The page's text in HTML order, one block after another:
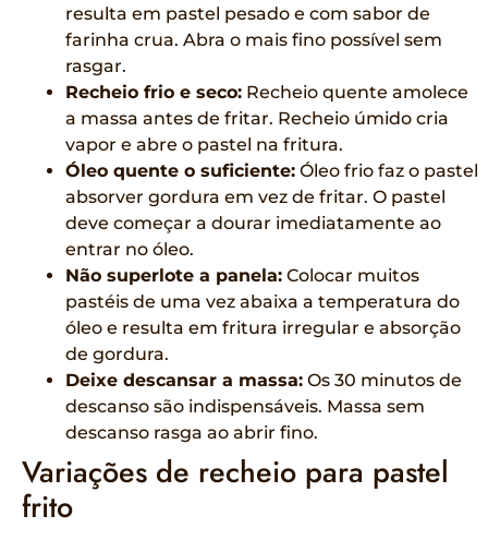
resulta em pastel pesado e com sabor de
farinha crua. Abra o mais fino possível sem
rasgar.
Recheio frio e seco: Recheio quente amolece
a massa antes de fritar. Recheio úmido cria
vapor e abre o pastel na fritura.
Óleo quente o suficiente: Óleo frio faz o pastel
absorver gordura em vez de fritar. O pastel
deve começar a dourar imediatamente ao
entrar no óleo.
Não superlote a panela: Colocar muitos
pastéis de uma vez abaixa a temperatura do
óleo e resulta em fritura irregular e absorção
de gordura.
Deixe descansar a massa: Os 30 minutos de
descanso são indispensáveis. Massa sem
descanso rasga ao abrir fino.
Variações de recheio para pastel
frito